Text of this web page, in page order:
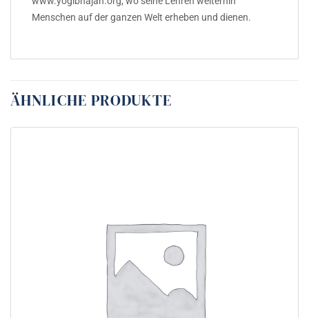
Menschen auf der ganzen Welt erheben und dienen.
ÄHNLICHE PRODUKTE